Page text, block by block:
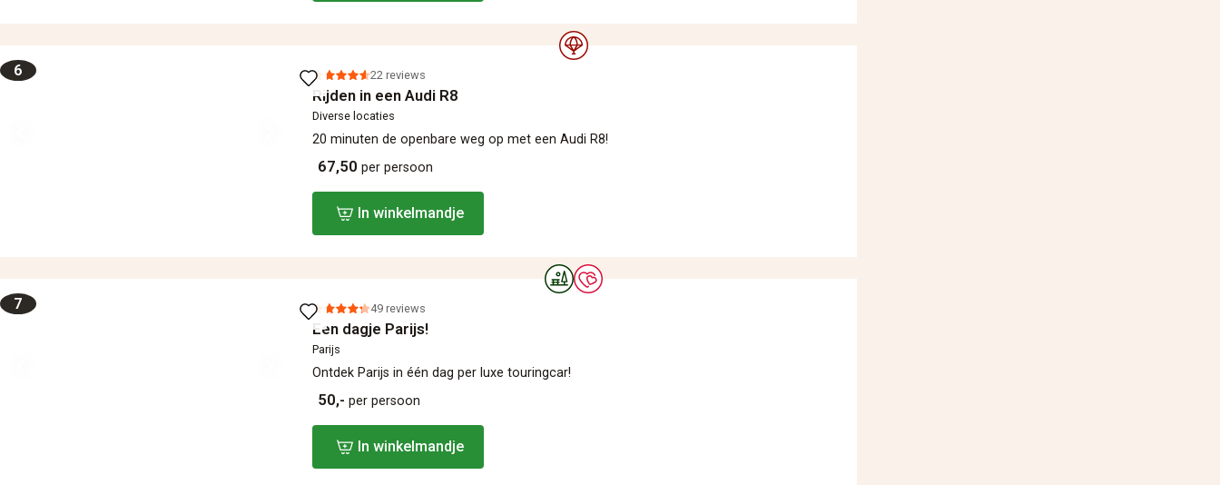
6 22 reviews
Rijden in een Audi R8
Diverse locaties
20 minuten de openbare weg op met een Audi R8!
67,50 per persoon
In winkelmandje
7 49 reviews
Een dagje Parijs!
Parijs
Ontdek Parijs in één dag per luxe touringcar!
50,- per persoon
In winkelmandje